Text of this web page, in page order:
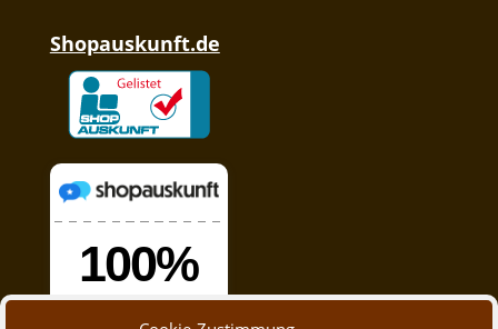
Shopauskunft.de